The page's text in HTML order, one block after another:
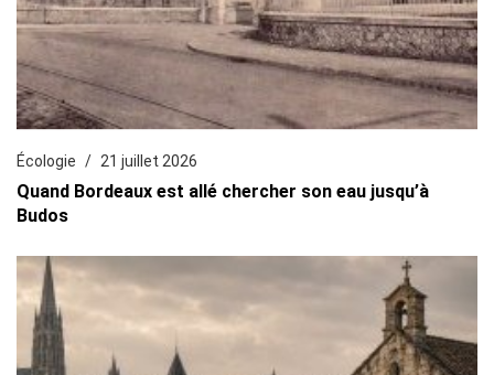
Écologie 21 juillet 2026
Quand Bordeaux est allé chercher son eau jusqu’à
Budos